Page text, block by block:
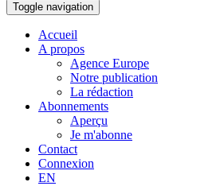
Toggle navigation
Accueil
A propos
Agence Europe
Notre publication
La rédaction
Abonnements
Aperçu
Je m'abonne
Contact
Connexion
EN